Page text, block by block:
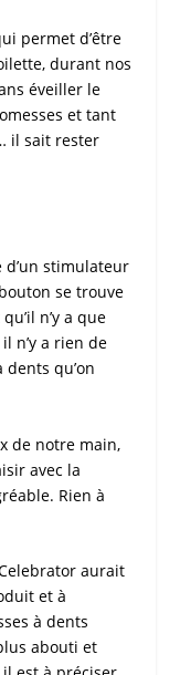
permet d’être
durant nos
éveiller le
et tant
il sait rester
stimulateur
se trouve
n’y a que
n’y a rien de
qu’on
de notre main,
avec la
Rien à
aurait
et à
à dents
abouti et